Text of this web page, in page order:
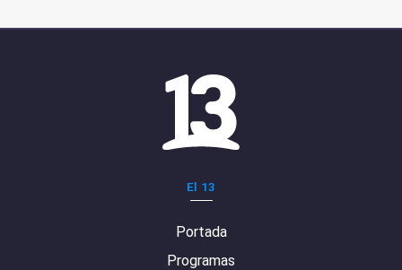
El 13
Portada
Programas